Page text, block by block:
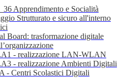
Apprendimento e Socialità
Strutturato e sicuro all'interno
Board: trasformazione digitale
- realizzazione LAN-WLAN
- realizzazione Ambienti Digitali
- Centri Scolastici Digitali